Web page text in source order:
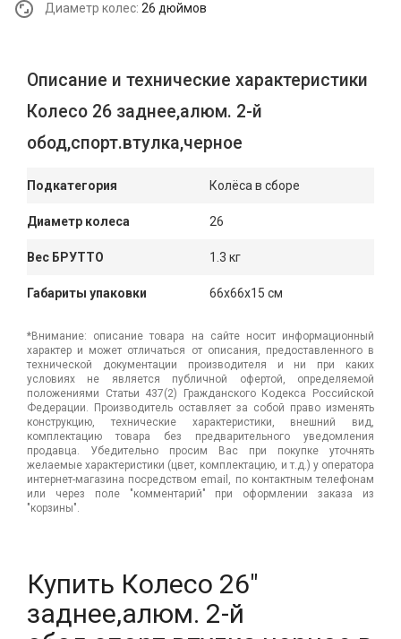
Диаметр колес: 26 дюймов
Описание и технические характеристики
Колесо 26 заднее,алюм. 2-й
обод,спорт.втулка,черное
Подкатегория Колёса в сборе
Диаметр колеса 26
Вес БРУТТО 1.3 кг
Габариты упаковки 66x66x15 см
*Внимание: описание товара на сайте носит информационный
характер и может отличаться от описания, предоставленного в
технической документации производителя и ни при каких
условиях не является публичной офертой, определяемой
положениями Статьи 437(2) Гражданского Кодекса Российской
Федерации. Производитель оставляет за собой право изменять
конструкцию, технические характеристики, внешний вид,
комплектацию товара без предварительного уведомления
продавца. Убедительно просим Вас при покупке уточнять
желаемые характеристики (цвет, комплектацию, и т.д.) у оператора
интернет-магазина посредством email, по контактным телефонам
или через поле "комментарий" при оформлении заказа из
"корзины".
Купить Колесо 26"
заднее,алюм. 2-й